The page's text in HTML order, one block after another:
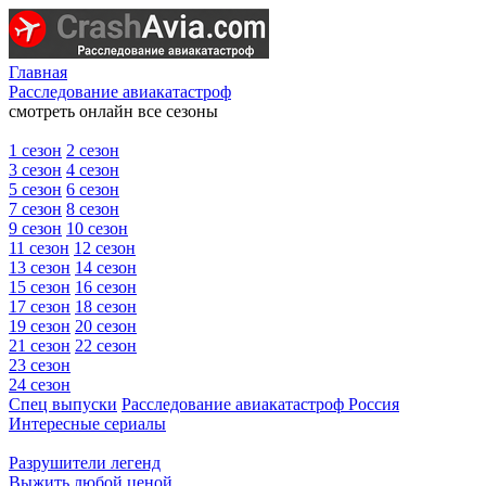
Главная
Расследование авиакатастроф
смотреть онлайн все сезоны
1 сезон 2 сезон
3 сезон 4 сезон
5 сезон 6 сезон
7 сезон 8 сезон
9 сезон 10 сезон
11 сезон 12 сезон
13 сезон 14 сезон
15 сезон 16 сезон
17 сезон 18 сезон
19 сезон 20 сезон
21 сезон 22 сезон
23 сезон
24 сезон
Спец выпуски Расследование авиакатастроф Россия
Интересные сериалы
Разрушители легенд
Выжить любой ценой